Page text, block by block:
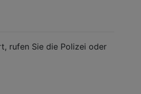
rufen Sie die Polizei oder